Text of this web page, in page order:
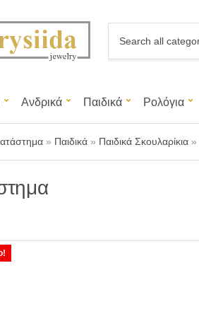
a
g
o
r
n
a
Ανδρικά Παιδικά Ρολόγια
» Παιδικά » Παιδικά Σκουλαρίκια »